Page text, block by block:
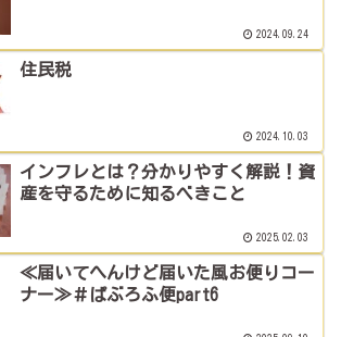
2024.09.24
住民税
2024.10.03
インフレとは？分かりやすく解説！資
産を守るために知るべきこと
2025.02.03
≪届いてへんけど届いた風お便りコー
ナー≫＃ぱぶろふ便part6